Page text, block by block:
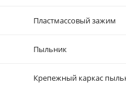
Пластмассовый зажим
Пыльник
Крепежный каркас